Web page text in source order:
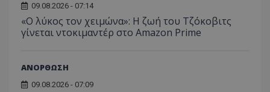
09.08.2026 - 07:14
«Ο λύκος τον χειμώνα»: Η ζωή του Τζόκοβιτς
γίνεται ντοκιμαντέρ στο Amazon Prime
ΑΝΟΡΘΩΣΗ
09.08.2026 - 07:09